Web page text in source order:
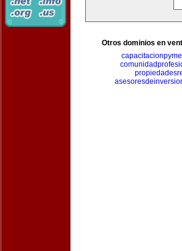
Otros dominios en